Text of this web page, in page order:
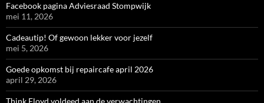
Facebook pagina Adviesraad Stompwijk
mei 11, 2026
Cadeautip! Of gewoon lekker voor jezelf
mei 5, 2026
Goede opkomst bij repaircafe april 2026
april 29, 2026
Think Floyd voldeed aan de verwachtingen